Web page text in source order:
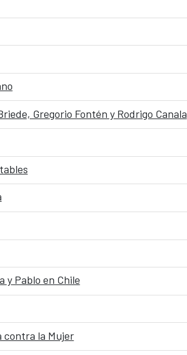
Gregorio Fontén y Rodrigo Canala
y Pablo en Chile
contra la Mujer